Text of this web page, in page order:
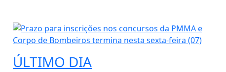
ÚLTIMO DIA